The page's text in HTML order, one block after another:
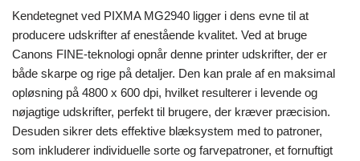
Kendetegnet ved PIXMA MG2940 ligger i dens evne til at
producere udskrifter af enestående kvalitet. Ved at bruge
Canons FINE-teknologi opnår denne printer udskrifter, der er
både skarpe og rige på detaljer. Den kan prale af en maksimal
opløsning på 4800 x 600 dpi, hvilket resulterer i levende og
nøjagtige udskrifter, perfekt til brugere, der kræver præcision.
Desuden sikrer dets effektive blæksystem med to patroner,
som inkluderer individuelle sorte og farvepatroner, et fornuftigt